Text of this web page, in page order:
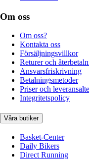
Om oss
Om oss?
Kontakta oss
Försäljningsvillkor
Returer och
Ansvarsfriskrivning
Betalningsmetoder
Priser och
Integritetspolicy
Våra butiker
Basket-Center
Daily Bikers
Direct Running